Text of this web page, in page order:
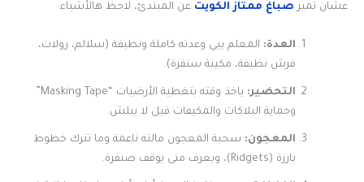
عشان تميز صباغ ممتاز الكويت عن المبتدئ، لاحظ هالأشياء:
العدة: المعلم ييي وعدته كاملة ونظيفة (سلالم، رولات،
فرش نظيفة، مكينة سنفرة).
التحضير:
وحماية البلاكات والمكيفات قبل لا يبلش.
المعجون: سحبة المعجون مالته ناعمة وما تترك خطوط
بارزة (Ridgets)، ويعرف متى يوقف صنفرة.